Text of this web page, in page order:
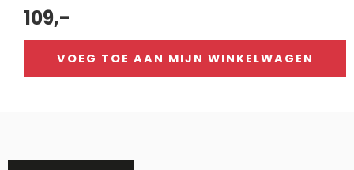
109,-
VOEG TOE AAN MIJN WINKELWAGEN